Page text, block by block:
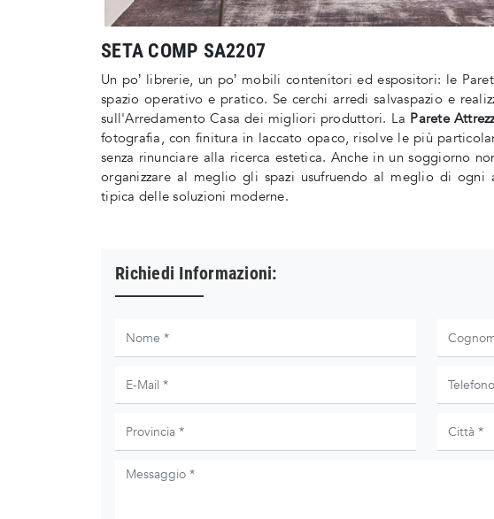
SETA COMP SA2207
Un po’ librerie, un po’ mobili contenitori ed espositori: le
spazio operativo e pratico. Se cerchi arredi salvaspazio e
sull'Arredamento Casa dei migliori produttori. La Parete
fotografia, con finitura in laccato opaco, risolve le più
senza rinunciare alla ricerca estetica. Anche in un soggiorno
organizzare al meglio gli spazi usufruendo al meglio di
tipica delle soluzioni moderne.
Richiedi Informazioni: